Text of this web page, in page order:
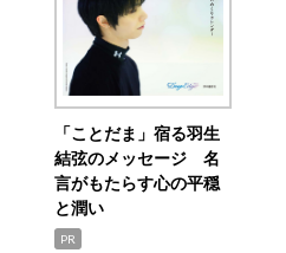
「ことだま」宿る羽生
結弦のメッセージ 名
言がもたらす心の平穏
と潤い
PR